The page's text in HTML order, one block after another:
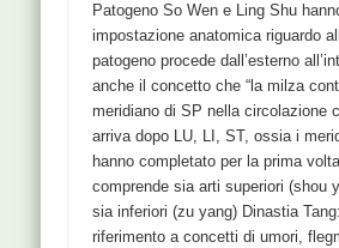
Patogeno So Wen e Ling Shu
impostazione anatomica riguardo
patogeno procede dall’esterno
anche il concetto che “la milza
meridiano di SP nella circolazione
arriva dopo LU, LI, ST, ossia i
hanno completato per la prima
comprende sia arti superiori (shou
sia inferiori (zu yang) Dinastia
riferimento a concetti di umori,